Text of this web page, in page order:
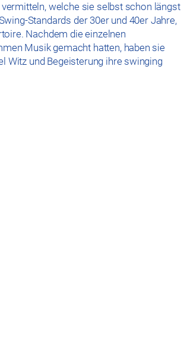
welche sie selbst schon längst
Standards der 30er und 40er Jahre,
Nachdem die einzelnen
Musik gemacht hatten, haben sie
Witz und Begeisterung ihre swinging